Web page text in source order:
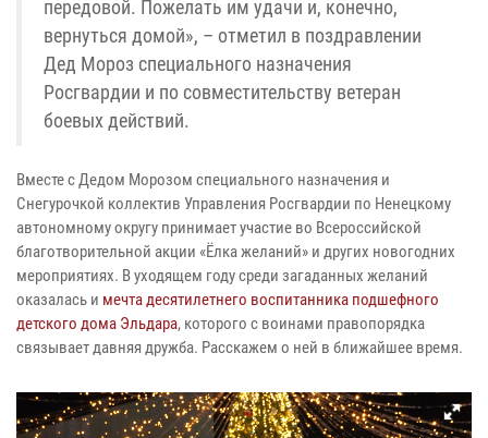
передовой. Пожелать им удачи и, конечно,
вернуться домой», – отметил в поздравлении
Дед Мороз специального назначения
Росгвардии и по совместительству ветеран
боевых действий.
Вместе с Дедом Морозом специального назначения и
Снегурочкой коллектив Управления Росгвардии по Ненецкому
автономному округу принимает участие во Всероссийской
благотворительной акции «Ёлка желаний» и других новогодних
мероприятиях. В уходящем году среди загаданных желаний
оказалась и мечта десятилетнего воспитанника подшефного
детского дома Эльдара, которого с воинами правопорядка
связывает давняя дружба. Расскажем о ней в ближайшее время.